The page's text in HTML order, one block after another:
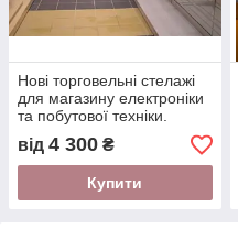
Нові торговельні стелажі
для магазину електроніки
та побутової техніки.
Торгове обладнання для
магазину WIKO
від 4 300 ₴
Купити